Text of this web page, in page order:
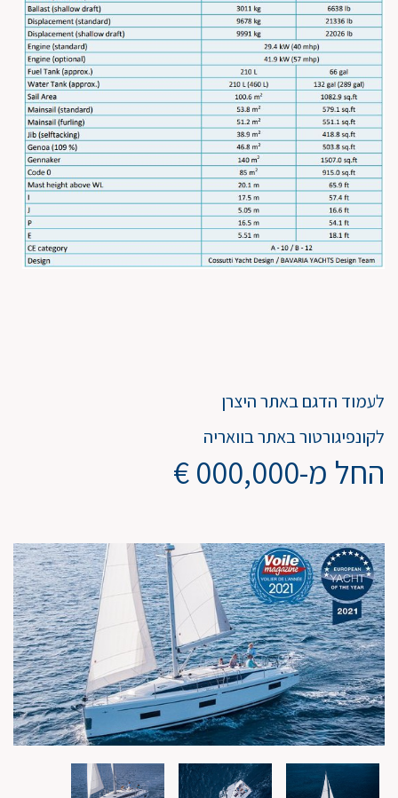
לעמוד הדגם באתר היצרן
לקונפיגורטור באתר בוואריה
החל מ-000,000 €